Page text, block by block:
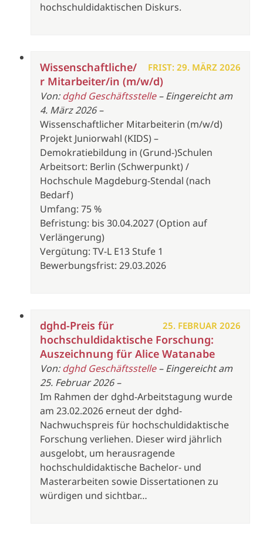
hochschuldidaktischen Diskurs.
FRIST: 29. MÄRZ 2026
Wissenschaftliche/
r Mitarbeiter/in (m/w/d)
Von:dghd Geschäftsstelle– Eingereicht am
4. März 2026 –
Wissenschaftlicher Mitarbeiterin (m/w/d)
Projekt Juniorwahl (KIDS) –
Demokratiebildung in (Grund-)Schulen
Arbeitsort: Berlin (Schwerpunkt) /
Hochschule Magdeburg-Stendal (nach
Bedarf)
Umfang: 75 %
Befristung: bis 30.04.2027 (Option auf
Verlängerung)
Vergütung: TV-L E13 Stufe 1
Bewerbungsfrist: 29.03.2026
25. FEBRUAR 2026
dghd-Preis für
hochschuldidaktische Forschung:
Auszeichnung für Alice Watanabe
Von:dghd Geschäftsstelle– Eingereicht am
25. Februar 2026 –
Im Rahmen der dghd-Arbeitstagung wurde
am 23.02.2026 erneut der dghd-
Nachwuchspreis für hochschuldidaktische
Forschung verliehen. Dieser wird jährlich
ausgelobt, um herausragende
hochschuldidaktische Bachelor- und
Masterarbeiten sowie Dissertationen zu
würdigen und sichtbar…